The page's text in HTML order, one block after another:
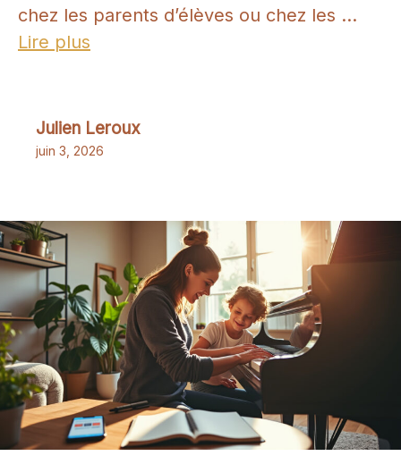
chez les parents d’élèves ou chez les ...
Lire plus
Julien Leroux
juin 3, 2026